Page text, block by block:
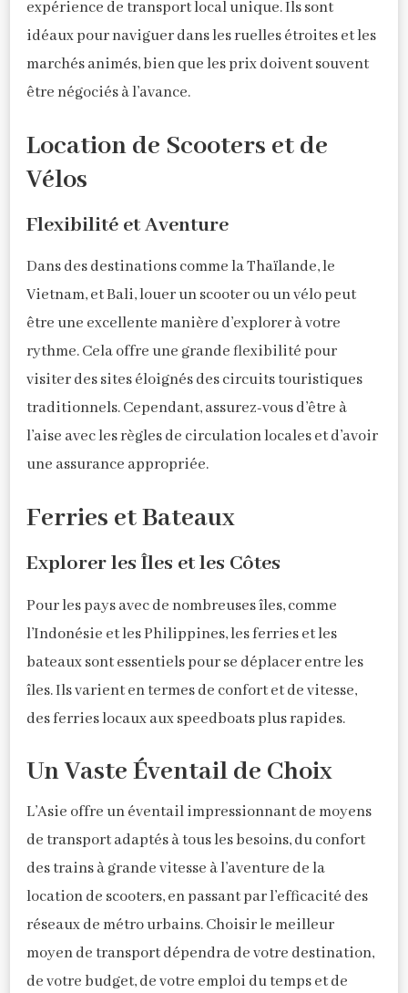
expérience de transport local unique. Ils sont
idéaux pour naviguer dans les ruelles étroites et les
marchés animés, bien que les prix doivent souvent
être négociés à l’avance.
Location de Scooters et de
Vélos
Flexibilité et Aventure
Dans des destinations comme la Thaïlande, le
Vietnam, et Bali, louer un scooter ou un vélo peut
être une excellente manière d’explorer à votre
rythme. Cela offre une grande flexibilité pour
visiter des sites éloignés des circuits touristiques
traditionnels. Cependant, assurez-vous d’être à
l’aise avec les règles de circulation locales et d’avoir
une assurance appropriée.
Ferries et Bateaux
Explorer les Îles et les Côtes
Pour les pays avec de nombreuses îles, comme
l’Indonésie et les Philippines, les ferries et les
bateaux sont essentiels pour se déplacer entre les
îles. Ils varient en termes de confort et de vitesse,
des ferries locaux aux speedboats plus rapides.
Un Vaste Éventail de Choix
L’Asie offre un éventail impressionnant de moyens
de transport adaptés à tous les besoins, du confort
des trains à grande vitesse à l’aventure de la
location de scooters, en passant par l’efficacité des
réseaux de métro urbains. Choisir le meilleur
moyen de transport dépendra de votre destination,
de votre budget, de votre emploi du temps et de